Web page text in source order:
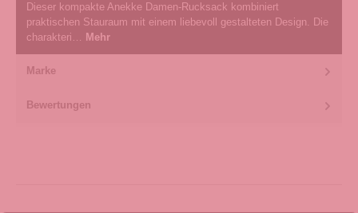
Dieser kompakte Anekke Damen-Rucksack kombiniert
praktischen Stauraum mit einem liebevoll gestalteten Design. Die
charakteri… Mehr
Marke
Bewertungen